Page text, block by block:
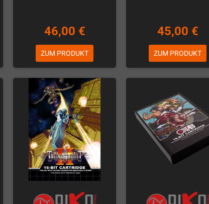
46,00 €
ZUM PRODUKT
45,00 €
ZUM PRODUKT